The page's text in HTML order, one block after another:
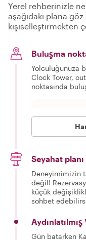
Yerel rehberinizle
aşağıdaki plana
kişiselleştirmekten
Buluşma
Yolculuğunuza
Clock Tower,
noktasında
Seyahat planı
Deneyimimizin
değil!
küçük
sohbet
Gün batarken